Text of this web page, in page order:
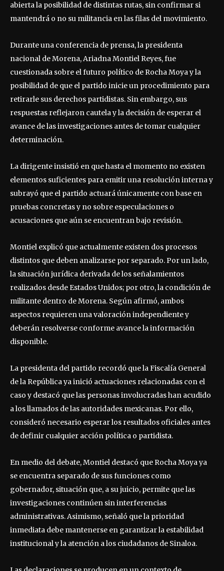
abierta la posibilidad de distintas rutas, sin confirmar si
mantendrá o no su militancia en las filas del movimiento.
Durante una conferencia de prensa, la presidenta
nacional de Morena, Ariadna Montiel Reyes, fue
cuestionada sobre el futuro político de Rocha Moya y la
posibilidad de que el partido inicie un procedimiento para
retirarle sus derechos partidistas. Sin embargo, sus
respuestas reflejaron cautela y la decisión de esperar el
avance de las investigaciones antes de tomar cualquier
determinación.
La dirigente insistió en que hasta el momento no existen
elementos suficientes para emitir una resolución interna y
subrayó que el partido actuará únicamente con base en
pruebas concretas y no sobre especulaciones o
acusaciones que aún se encuentran bajo revisión.
Montiel explicó que actualmente existen dos procesos
distintos que deben analizarse por separado. Por un lado,
la situación jurídica derivada de los señalamientos
realizados desde Estados Unidos; por otro, la condición de
militante dentro de Morena. Según afirmó, ambos
aspectos requieren una valoración independiente y
deberán resolverse conforme avance la información
disponible.
La presidenta del partido recordó que la Fiscalía General
de la República ya inició actuaciones relacionadas con el
caso y destacó que las personas involucradas han acudido
a los llamados de las autoridades mexicanas. Por ello,
consideró necesario esperar los resultados oficiales antes
de definir cualquier acción política o partidista.
En medio del debate, Montiel destacó que Rocha Moya ya
se encuentra separado de sus funciones como
gobernador, situación que, a su juicio, permite que las
investigaciones continúen sin interferencias
administrativas. Asimismo, señaló que la prioridad
inmediata debe mantenerse en garantizar la estabilidad
institucional y la atención a los ciudadanos de Sinaloa.